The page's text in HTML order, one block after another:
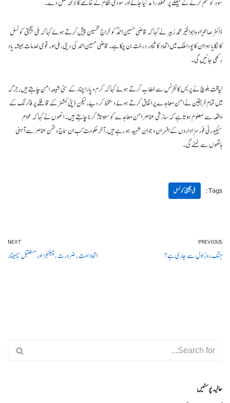
سود کو ختم کرنے کے فیصلے پر عملد رآمد کیا جائے اور سودی نظام کے خاتمے کا لائحہ عمل دے۔
ڈاکٹر صاحبزادہ ابوالخیر محمد زبیر نے کہا کہ قاضی حسین احمدؒ کو خراج تحسین پیش کرتے ہوئے کہا کہ ملی یکجہتی کونسل
کا لگایا ہوا ان کا پودا ملک میں اتحاد کا ثناور درخت بن چکا ہے۔ قاضی حسین احمد کی دینی، ملی اور قومی خدمات ہمیشہ یاد
رکھی جائیں گی۔
لیاقت بلوچ نے پریس کانفرنس سے خطاب کرتے ہوئے کہا کہ کرم و پارا چنار کے سنی شیعہ امن چاہتے ہیں، جرگہ
میں تمام فریقین نے امن معاہدے پر اتفاق کرتے ہوئے دستخط کر دیے، لیکن ڈپٹی کمشنر کے قافلے پر فائرنگ کے
واقعہ سے معلوم ہوتا ہے کہ سازشی عناصر امن معاہدے کو سبوتاژ کرنا چاہتے ہیں۔ انھوں نے کہا کہ عوام
سیکیورٹی فورسز اداروں کے افسران و جوان شہید ہو رہے ہیں، آخر حکومت کب ان سماج دشمن عناصر سے آہنی
ہاتھوں سے نمٹے گی۔
Tags: ملی یکجہتی کونسل
PREVIOUS
جنگ روز اول سے جاری ہے؟
NEXT
اتحاد امت ، ضرورت ، چیلنجز اور مستقبل سیمینار
حالیہ پوسٹیں